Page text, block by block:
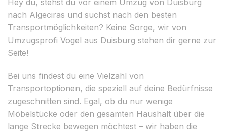
nach Algeciras und suchst nach den besten
Transportmöglichkeiten? Keine Sorge, wir von
Umzugsprofi Vogel aus Duisburg stehen dir gerne zur
Seite!
Bei uns findest du eine Vielzahl von
Transportoptionen, die speziell auf deine Bedürfnisse
zugeschnitten sind. Egal, ob du nur wenige
Möbelstücke oder den gesamten Haushalt über die
lange Strecke bewegen möchtest – wir haben die